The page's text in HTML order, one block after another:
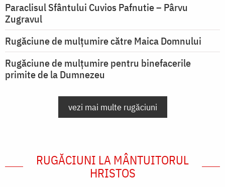
Paraclisul Sfântului Cuvios Pafnutie – Pârvu
Zugravul
Rugăciune de mulţumire către Maica Domnului
Rugăciune de mulțumire pentru binefacerile
primite de la Dumnezeu
vezi mai multe rugăciuni
RUGĂCIUNI LA MÂNTUITORUL
HRISTOS